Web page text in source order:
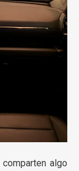
comparten algo